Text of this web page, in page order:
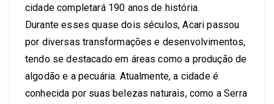
cidade completará 190 anos de história.
Durante esses quase dois séculos, Acari passou
por diversas transformações e desenvolvimentos,
tendo se destacado em áreas como a produção de
algodão e a pecuária. Atualmente, a cidade é
conhecida por suas belezas naturais, como a Serra